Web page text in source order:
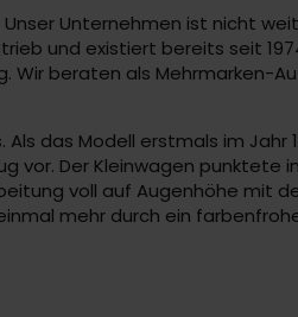
Unternehmen ist nicht
und existiert bereits seit
beraten als
das Modell erstmals im
vor. Der Kleinwagen
voll auf Augenhöhe mit
mehr durch ein